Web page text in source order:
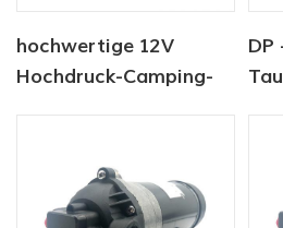
hochwertige 12V
Hochdruck-Camping-
DP